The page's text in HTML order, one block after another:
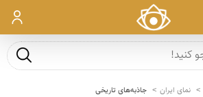
ورود
جست و
نمای ایران جاذبه‌های تاریخی